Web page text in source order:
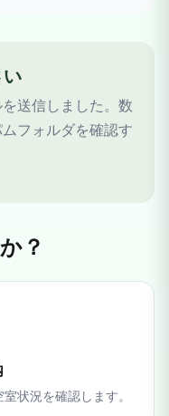
送信しました。数
フォルダを確認す
？
状況を確認します。